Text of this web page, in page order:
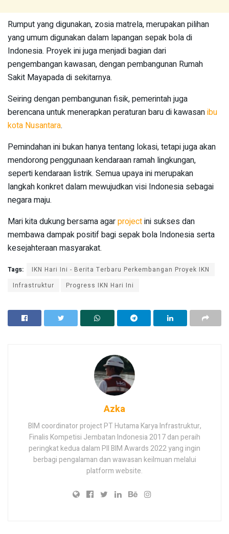
Rumput yang digunakan, zosia matrela, merupakan pilihan
yang umum digunakan dalam lapangan sepak bola di
Indonesia. Proyek ini juga menjadi bagian dari
pengembangan kawasan, dengan pembangunan Rumah
Sakit Mayapada di sekitarnya.
Seiring dengan pembangunan fisik, pemerintah juga
berencana untuk menerapkan peraturan baru di kawasanibu
kota Nusantara.
Pemindahan ini bukan hanya tentang lokasi, tetapi juga akan
mendorong penggunaan kendaraan ramah lingkungan,
seperti kendaraan listrik. Semua upaya ini merupakan
langkah konkret dalam mewujudkan visi Indonesia sebagai
negara maju.
Mari kita dukung bersama agarprojectini sukses dan
membawa dampak positif bagi sepak bola Indonesia serta
kesejahteraan masyarakat.
Tags:
IKN Hari Ini - Berita Terbaru Perkembangan Proyek IKN
Infrastruktur
Progress IKN Hari Ini
Azka
BIM coordinator project PT Hutama Karya Infrastruktur,
Finalis Kompetisi Jembatan Indonesia 2017 dan peraih
peringkat kedua dalam PII BIM Awards 2022 yang ingin
berbagi pengalaman dan wawasan keilmuan melalui
platform website.